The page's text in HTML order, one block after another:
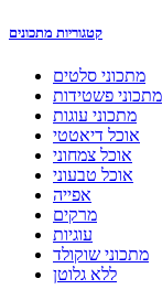
קטגוריות מתכונים
מתכוני סלטים
מתכוני פשטידות
מתכוני עוגות
אוכל דיאטטי
אוכל צמחוני
אוכל טבעוני
אפייה
מרקים
עוגיות
מתכוני שוקולד
ללא גלוטן